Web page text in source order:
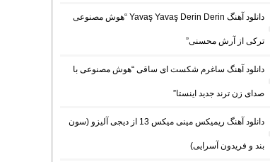
دانلود آهنگ Yavaş Yavaş Derin Derin “هوش مصنوعی
ترکی از آرش محسنی”
دانلود آهنگ ساغرم شکست ای ساقی “هوش مصنوعی با
صدای زن ترند جدید اینستا”
دانلود آهنگ ریمیکس مینی میکس 13 از دیجی آلیزو (سون
بند و فریدون آسرایی)